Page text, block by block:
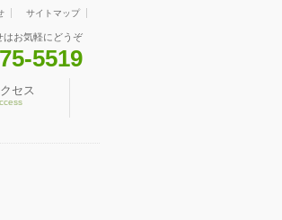
はお気軽にどうぞ
5519
サイトマップ
セス